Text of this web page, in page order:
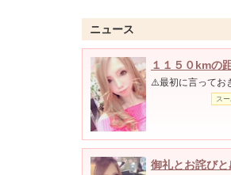
ニュース
１１５０kmの
⚠️最初に言ってお
ス
御礼とお詫び